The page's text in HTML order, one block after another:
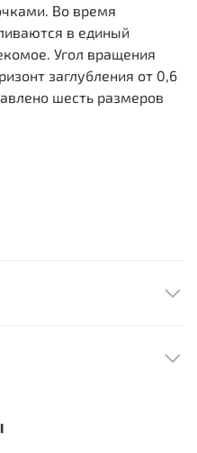
Во время
в единый
Угол вращения
заглубления от 0,6
шесть размеров